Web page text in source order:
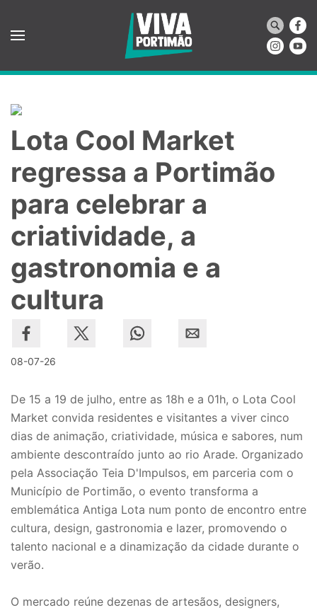
Saltar para o conteúdo principal
Lota Cool Market
regressa a Portimão
para celebrar a
criatividade, a
gastronomia e a
cultura
08-07-26
De 15 a 19 de julho, entre as 18h e a 01h, o Lota Cool
Market convida residentes e visitantes a viver cinco
dias de animação, criatividade, música e sabores, num
ambiente descontraído junto ao rio Arade. Organizado
pela Associação Teia D'Impulsos, em parceria com o
Município de Portimão, o evento transforma a
emblemática Antiga Lota num ponto de encontro entre
cultura, design, gastronomia e lazer, promovendo o
talento nacional e a dinamização da cidade durante o
verão.
O mercado reúne dezenas de artesãos, designers,